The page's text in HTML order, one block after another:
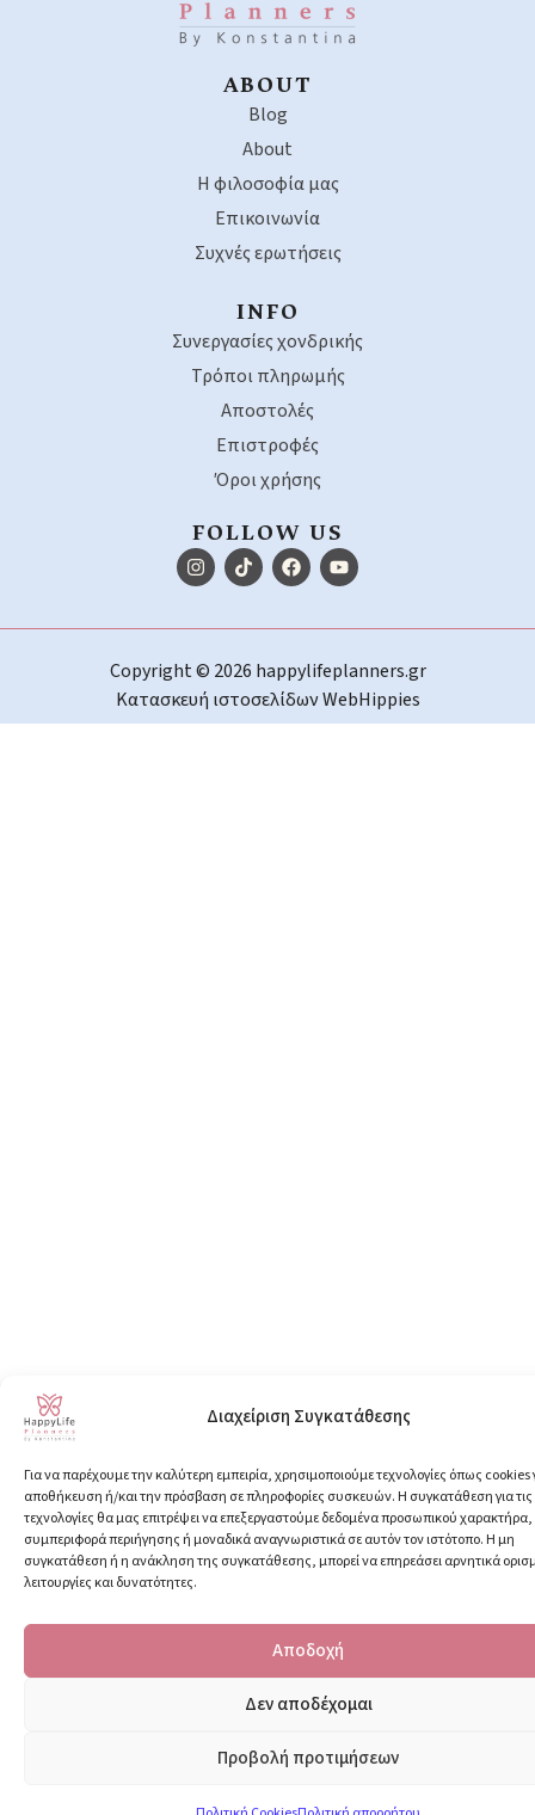
Διαχείριση Συγκατάθεσης
Για να παρέχουμε την καλύτερη εμπειρία, χρησιμοποιούμε τεχνολογίες όπως cookies
αποθήκευση ή/και την πρόσβαση σε πληροφορίες συσκευών. Η συγκατάθεση για
τεχνολογίες θα μας επιτρέψει να επεξεργαστούμε δεδομένα προσωπικού
συμπεριφορά περιήγησης ή μοναδικά αναγνωριστικά σε αυτόν τον ιστότοπο. Η μη
συγκατάθεση ή η ανάκληση της συγκατάθεσης, μπορεί να επηρεάσει αρνητικά
λειτουργίες και δυνατότητες.
Αποδοχή
Δεν αποδέχομαι
Προβολή προτιμήσεων
ABOUT
Blog
About
Η φιλοσοφία μας
Επικοινωνία
Συχνές ερωτήσεις
INFO
Συνεργασίες χονδρικής
Τρόποι πληρωμής
Αποστολές
Επιστροφές
Όροι χρήσης
FOLLOW US
Copyright © 2026 happylifeplanners.gr
Κατασκευή ιστοσελίδωνWebHippies